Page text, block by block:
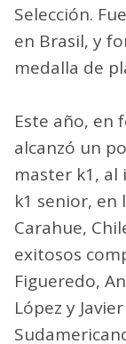
Selección.
en Brasil, y
medalla de
Este año, en
alcanzó un
master k1, al
k1 senior,
Carahue,
exitosos
Figueredo,
López y